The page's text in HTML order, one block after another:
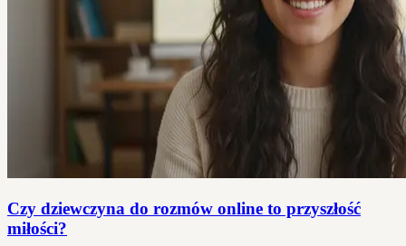
Czy dziewczyna do rozmów online to przyszłość
miłości?